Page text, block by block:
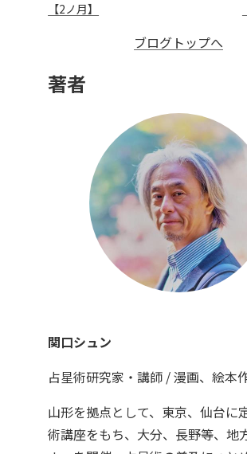
【2ノ月】
ブログトップへ
著者
関口シュン
占星術研究家・講師 / 漫画、絵本
山形を拠点として、東京、仙台に
術講座をもち、大分、長野等、地